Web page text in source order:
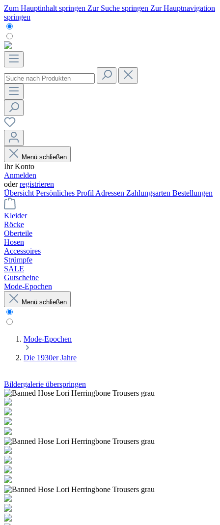
Zum Hauptinhalt springen Zur Suche springen Zur Hauptnavigation
springen
Menü schließen
Ihr Konto
Anmelden
oderregistrieren
Übersicht Persönliches Profil Adressen Zahlungsarten Bestellungen
Kleider
Röcke
Oberteile
Hosen
Accessoires
Strümpfe
SALE
Gutscheine
Mode-Epochen
Menü schließen
Mode-Epochen
Die 1930er Jahre
Bildergalerie überspringen